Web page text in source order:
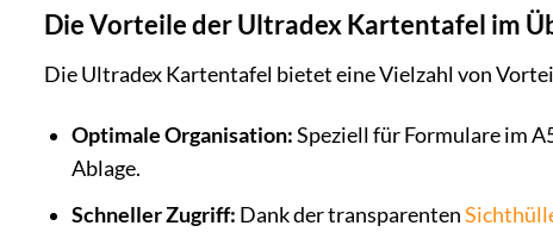
Die Vorteile der Ultradex Kartentafel im
Die Ultradex Kartentafel bietet eine Vielzahl von
Optimale Organisation:Speziell für Formulare im
Ablage.
Schneller Zugriff: Dank der transparenten